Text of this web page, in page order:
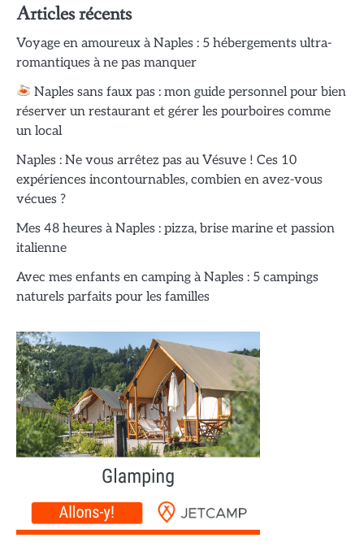
Articles récents
Voyage en amoureux à Naples : 5 hébergements ultra-
romantiques à ne pas manquer
Naples sans faux pas : mon guide personnel pour bien
réserver un restaurant et gérer les pourboires comme
un local
Naples : Ne vous arrêtez pas au Vésuve ! Ces 10
expériences incontournables, combien en avez-vous
vécues ?
Mes 48 heures à Naples : pizza, brise marine et passion
italienne
Avec mes enfants en camping à Naples : 5 campings
naturels parfaits pour les familles